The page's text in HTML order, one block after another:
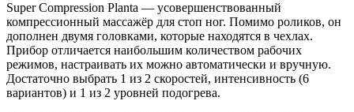
Super Compression Planta — усовершенствованный
компрессионный массажёр для стоп ног. Помимо роликов, он
дополнен двумя головками, которые находятся в чехлах.
Прибор отличается наибольшим количеством рабочих
режимов, настраивать их можно автоматически и вручную.
Достаточно выбрать 1 из 2 скоростей, интенсивность (6
вариантов) и 1 из 2 уровней подогрева.